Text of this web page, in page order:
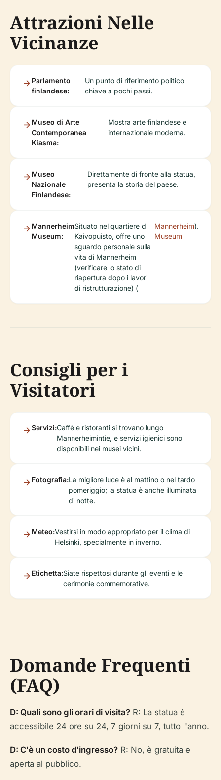
Attrazioni Nelle
Vicinanze
Parlamento
finlandese:
Un punto di riferimento politico
chiave a pochi passi.
Museo di Arte
Contemporanea
Kiasma:
Mostra arte finlandese e
internazionale moderna.
Museo
Nazionale
Finlandese:
Direttamente di fronte alla statua,
presenta la storia del paese.
Mannerheim
Museum:
Situato nel quartiere di
Kaivopuisto, offre uno
sguardo personale sulla
vita di Mannerheim
(verificare lo stato di
riapertura dopo i lavori
di ristrutturazione) (
Mannerheim
Museum
).
Consigli per i
Visitatori
Servizi:Caffè e ristoranti si trovano lungo
Mannerheimintie, e servizi igienici sono
disponibili nei musei vicini.
Fotografia:La migliore luce è al mattino o nel tardo
pomeriggio; la statua è anche illuminata
di notte.
Meteo:Vestirsi in modo appropriato per il clima di
Helsinki, specialmente in inverno.
Etichetta:Siate rispettosi durante gli eventi e le
cerimonie commemorative.
Domande Frequenti
(FAQ)
D: Quali sono gli orari di visita? R: La statua è
accessibile 24 ore su 24, 7 giorni su 7, tutto l'anno.
D: C'è un costo d'ingresso? R: No, è gratuita e
aperta al pubblico.